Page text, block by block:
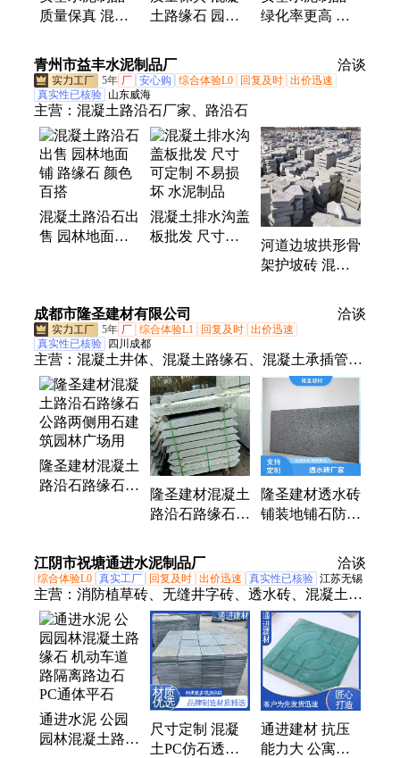
质量保真 混凝
设计 破损包赔
土路缘石 园林
安基水泥制品
绿化率更高 停
滑耐磨 质量保
障
青州市益丰水泥制品厂 洽谈
5年 厂 安心购 综合体验L0 回复及时 出价迅速
真实性已核验 山东威海
主营： 混凝土路沿石厂家、路沿石
混凝土路沿石出
售 园林地面铺
混凝土排水沟盖
板批发 尺寸可
河道边坡拱形骨
架护坡砖 混凝
成都市隆圣建材有限公司 洽谈
5年 厂 综合体验L1 回复及时 出价迅速
真实性已核验
四川成都
主营： 混凝土井体、混凝土路缘石、混凝土承插管、
仿石砖、下水道污水、人行道路侧石
隆圣建材混凝土
路沿石路缘石
隆圣建材混凝土
路沿石路缘石
筑园林广场用加
工定制
隆圣建材透水砖
铺装地铺石防腐
江阴市祝塘通进水泥制品厂 洽谈
综合体验L0 真实工厂 回复及时 出价迅速 真实性已核验 江苏无锡
主营： 消防植草砖、无缝井字砖、透水砖、混凝土平
石、护坡砖、PC仿石砖
通进水泥 公园
园林混凝土路缘
尺寸定制 混凝
土PC仿石透水
通进建材 抗压
能力大 公寓小